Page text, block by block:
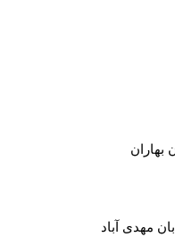
بهاران
مهدی آباد